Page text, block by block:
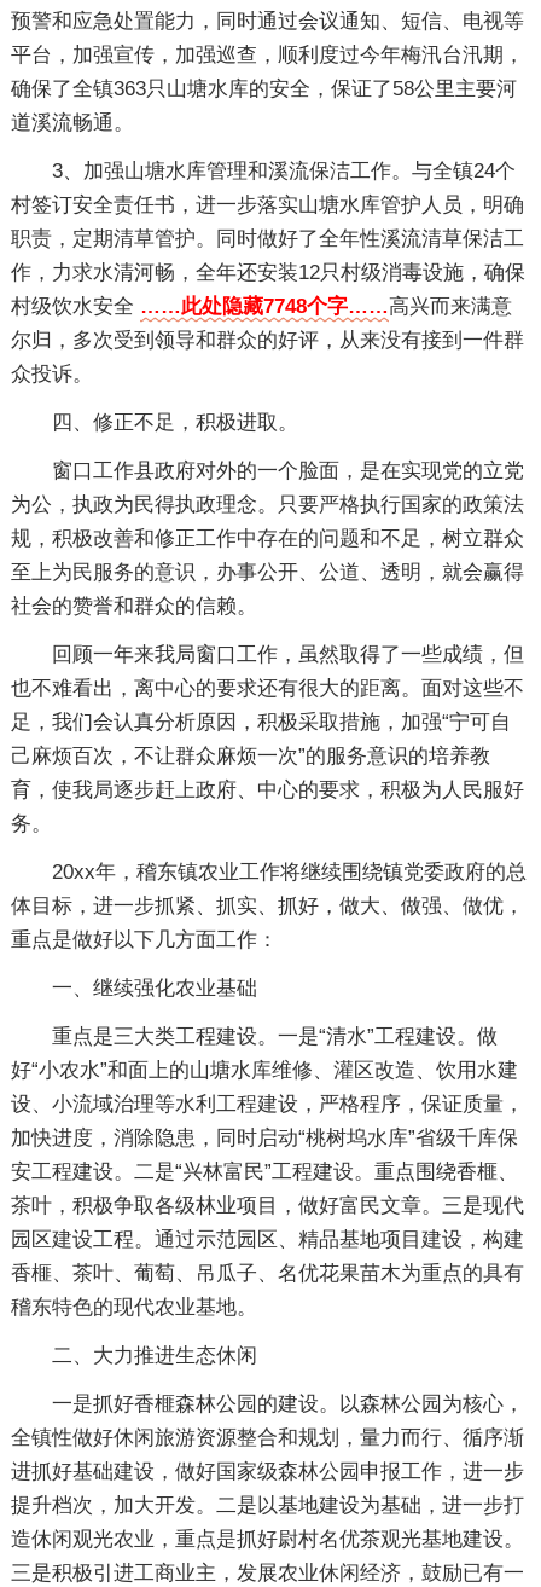
预警和应急处置能力，同时通过会议通知、短信、电视等
平台，加强宣传，加强巡查，顺利度过今年梅汛台汛期，
确保了全镇363只山塘水库的安全，保证了58公里主要河
道溪流畅通。
3、加强山塘水库管理和溪流保洁工作。与全镇24个
村签订安全责任书，进一步落实山塘水库管护人员，明确
职责，定期清草管护。同时做好了全年性溪流清草保洁工
作，力求水清河畅，全年还安装12只村级消毒设施，确保
村级饮水安全 ……此处隐藏7748个字……高兴而来满意
尔归，多次受到领导和群众的好评，从来没有接到一件群
众投诉。
四、修正不足，积极进取。
窗口工作县政府对外的一个脸面，是在实现党的立党
为公，执政为民得执政理念。只要严格执行国家的政策法
规，积极改善和修正工作中存在的问题和不足，树立群众
至上为民服务的意识，办事公开、公道、透明，就会赢得
社会的赞誉和群众的信赖。
回顾一年来我局窗口工作，虽然取得了一些成绩，但
也不难看出，离中心的要求还有很大的距离。面对这些不
足，我们会认真分析原因，积极采取措施，加强“宁可自
己麻烦百次，不让群众麻烦一次”的服务意识的培养教
育，使我局逐步赶上政府、中心的要求，积极为人民服好
务。
20xx年，稽东镇农业工作将继续围绕镇党委政府的总
体目标，进一步抓紧、抓实、抓好，做大、做强、做优，
重点是做好以下几方面工作：
一、继续强化农业基础
重点是三大类工程建设。一是“清水”工程建设。做
好“小农水”和面上的山塘水库维修、灌区改造、饮用水建
设、小流域治理等水利工程建设，严格程序，保证质量，
加快进度，消除隐患，同时启动“桃树坞水库”省级千库保
安工程建设。二是“兴林富民”工程建设。重点围绕香榧、
茶叶，积极争取各级林业项目，做好富民文章。三是现代
园区建设工程。通过示范园区、精品基地项目建设，构建
香榧、茶叶、葡萄、吊瓜子、名优花果苗木为重点的具有
稽东特色的现代农业基地。
二、大力推进生态休闲
一是抓好香榧森林公园的建设。以森林公园为核心，
全镇性做好休闲旅游资源整合和规划，量力而行、循序渐
进抓好基础建设，做好国家级森林公园申报工作，进一步
提升档次，加大开发。二是以基地建设为基础，进一步打
造休闲观光农业，重点是抓好尉村名优茶观光基地建设。
三是积极引进工商业主，发展农业休闲经济，鼓励已有一